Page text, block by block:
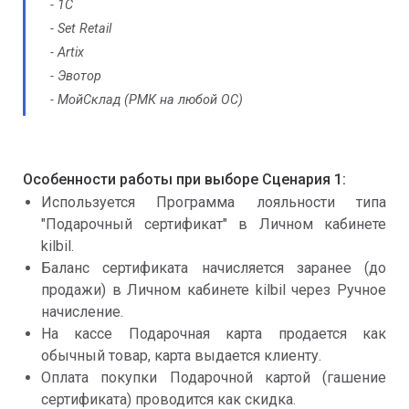
- 1С
- Set Retail
- Artix
- Эвотор
- МойСклад (РМК на любой ОС)
Особенности работы при выборе Сценария 1:
Используется Программа лояльности типа
"Подарочный сертификат" в Личном кабинете
kilbil.
Баланс сертификата начисляется заранее (до
продажи) в Личном кабинете kilbil через Ручное
начисление.
На кассе Подарочная карта продается как
обычный товар, карта выдается клиенту.
Оплата покупки Подарочной картой (гашение
сертификата) проводится как скидка.